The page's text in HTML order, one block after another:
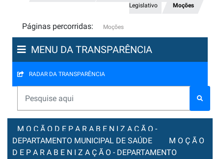
Legislativo
Moções
Páginas percorridas: Moções
MENU DA TRANSPARÊNCIA
RADAR DA TRANSPARÊNCIA
M O Ç Ã O D E P A R A B E N I Z A Ç Ã O -
DEPARTAMENTO MUNICIPAL DE SAÚDE
M O Ç Ã O
D E P A R A B E N I Z A Ç Ã O - DEPARTAMENTO